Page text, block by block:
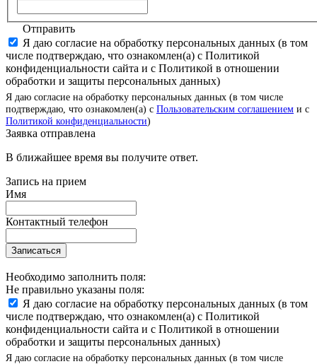
Отправить
Я даю согласие на обработку персональных данных (в том
числе подтверждаю, что ознакомлен(а) с Политикой
конфиденциальности сайта и с Политикой в отношении
обработки и защиты персональных данных)
Я даю согласие на обработку персональных данных (в том числе
подтверждаю, что ознакомлен(а) с Пользовательским соглашением и с
Политикой конфиденциальности)
Заявка отправлена
В ближайшее время вы получите ответ.
Запись на прием
Имя
Контактный телефон
Записаться
Необходимо заполнить поля:
Не правильно указаны поля:
Я даю согласие на обработку персональных данных (в том
числе подтверждаю, что ознакомлен(а) с Политикой
конфиденциальности сайта и с Политикой в отношении
обработки и защиты персональных данных)
Я даю согласие на обработку персональных данных (в том числе